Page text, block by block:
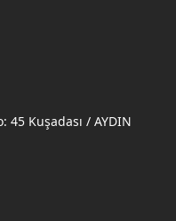
45 Kuşadası / AYDIN